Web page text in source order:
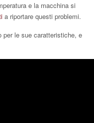
e la macchina si
a riportare questi problemi.
per le sue caratteristiche, e